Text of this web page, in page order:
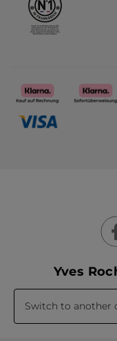
Yves
Switch to another